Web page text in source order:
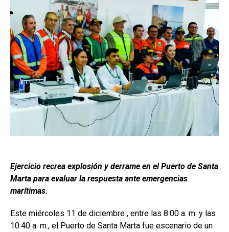
Ejercicio recrea explosión y derrame en el Puerto de Santa
Marta para evaluar la respuesta ante emergencias
marítimas.
Este miércoles 11 de diciembre , entre las 8:00 a. m. y las
10:40 a. m., el Puerto de Santa Marta fue escenario de un